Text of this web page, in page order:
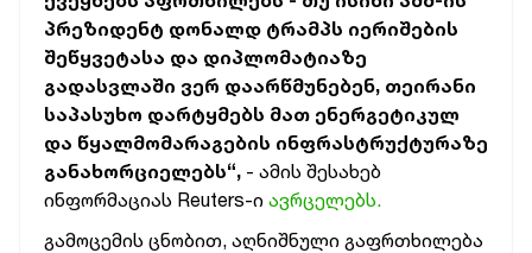
პრეზიდენტ დონალდ ტრამპს იერიშების
შეწყვეტასა და დიპლომატიაზე
გადასვლაში ვერ დაარწმუნებენ, თეირანი
საპასუხო დარტყმებს მათ ენერგეტიკულ
და წყალმომარაგების ინფრასტრუქტურაზე
განახორციელებს“, - ამის შესახებ
ინფორმაციას Reuters-ი ავრცელებს.
გამოცემის ცნობით, აღნიშნული გაფრთხილება